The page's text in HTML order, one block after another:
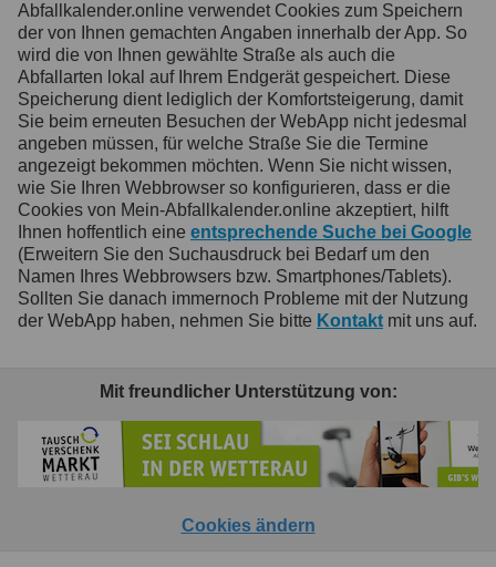
Abfallkalender.online verwendet Cookies zum Speichern
der von Ihnen gemachten Angaben innerhalb der App. So
wird die von Ihnen gewählte Straße als auch die
Abfallarten lokal auf Ihrem Endgerät gespeichert. Diese
Speicherung dient lediglich der Komfortsteigerung, damit
Sie beim erneuten Besuchen der WebApp nicht jedesmal
angeben müssen, für welche Straße Sie die Termine
angezeigt bekommen möchten. Wenn Sie nicht wissen,
wie Sie Ihren Webbrowser so konfigurieren, dass er die
Cookies von Mein-Abfallkalender.online akzeptiert, hilft
Ihnen hoffentlich eine entsprechende Suche bei Google
(Erweitern Sie den Suchausdruck bei Bedarf um den
Namen Ihres Webbrowsers bzw. Smartphones/Tablets).
Sollten Sie danach immernoch Probleme mit der Nutzung
der WebApp haben, nehmen Sie bitte Kontakt mit uns auf.
Mit freundlicher Unterstützung von:
Cookies ändern